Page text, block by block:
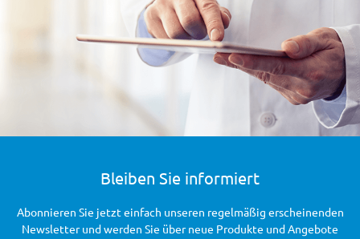
Bleiben Sie informiert
Abonnieren Sie jetzt einfach unseren regelmäßig erscheinenden
Newsletter und werden Sie über neue Produkte und Angebote